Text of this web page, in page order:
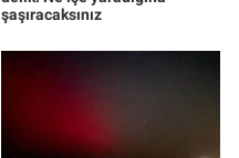
şaşıracaksınız